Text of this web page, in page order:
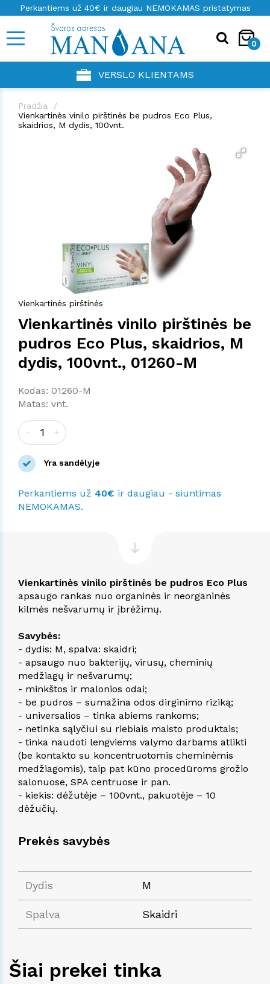
Perkantiems už 40€ ir daugiau NEMOKAMAS pristatymas
0
VERSLO KLIENTAMS
Pradžia
Vienkartinės vinilo pirštinės be pudros Eco Plus,
skaidrios, M dydis, 100vnt.
Vienkartinės pirštinės
Vienkartinės vinilo pirštinės be
pudros Eco Plus, skaidrios, M
dydis, 100vnt., 01260-M
Kodas: 01260-M
Matas: vnt.
- +
Yra sandėlyje
Perkantiems už 40€ ir daugiau - siuntimas
NEMOKAMAS.
Prekės savybės
Dydis M
Spalva Skaidri
Vienkartinės vinilo pirštinės be pudros Eco Plus
apsaugo rankas nuo organinės ir neorganinės
kilmės nešvarumų ir įbrėžimų.
Savybės:
- dydis: M, spalva: skaidri;
- apsaugo nuo bakterijų, virusų, cheminių
medžiagų ir nešvarumų;
- minkštos ir malonios odai;
- be pudros – sumažina odos dirginimo riziką;
- universalios – tinka abiems rankoms;
- netinka sąlyčiui su riebiais maisto produktais;
- tinka naudoti lengviems valymo darbams atlikti
(be kontakto su koncentruotomis cheminėmis
medžiagomis), taip pat kūno procedūroms grožio
salonuose, SPA centruose ir pan.
- kiekis: dėžutėje – 100vnt., pakuotėje – 10
dėžučių.
Šiai prekei tinka